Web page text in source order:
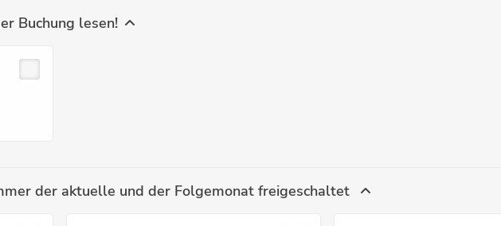
Buchung lesen!
der aktuelle und der Folgemonat freigeschaltet